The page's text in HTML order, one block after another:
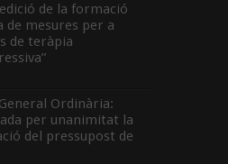
de la formació
de mesures per a
de teràpia
Ordinària:
per unanimitat la
del pressupost de